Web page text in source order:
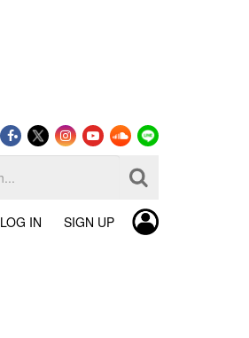
LOG IN SIGN UP